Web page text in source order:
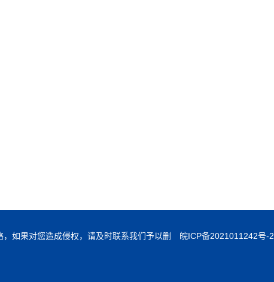
如果对您造成侵权，请及时联系我们予以删 皖ICP备2021011242号-2